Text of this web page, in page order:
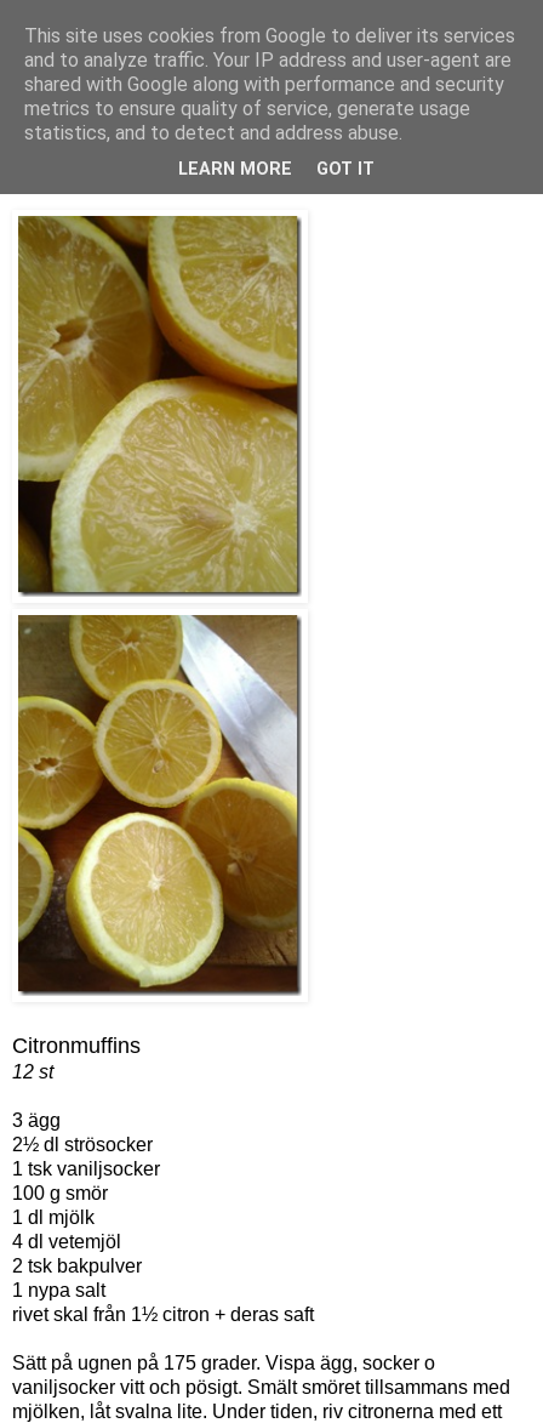
Bagerskan
söndag 15 januari 2012
Lemon & Licorice cupcakes
Citronmuffins
12 st
3 ägg
2½ dl strösocker
1 tsk vaniljsocker
100 g smör
1 dl mjölk
4 dl vetemjöl
2 tsk bakpulver
1 nypa salt
rivet skal från 1½ citron + deras saft
Sätt på ugnen på 175 grader. Vispa ägg, socker o
vaniljsocker vitt och pösigt. Smält smöret tillsammans med
mjölken, låt svalna lite. Under tiden, riv citronerna med ett
This site uses cookies from Google to deliver its services
and to analyze traffic. Your IP address and user-agent are
shared with Google along with performance and security
metrics to ensure quality of service, generate usage
statistics, and to detect and address abuse.
LEARN MORE GOT IT